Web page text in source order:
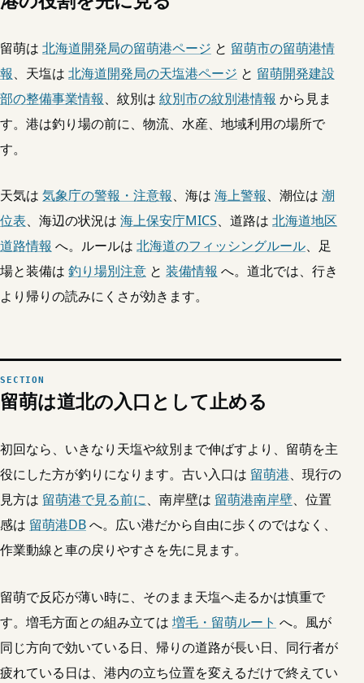
留萌は 北海道開発局の留萌港ページ と 留萌市の留萌港情
報、天塩は 北海道開発局の天塩港ページ と 留萌開発建設
部の整備事業情報、紋別は 紋別市の紋別港情報 から見ま
す。港は釣り場の前に、物流、水産、地域利用の場所で
す。
天気は 気象庁の警報・注意報、海は 海上警報、潮位は 潮
位表、海辺の状況は 海上保安庁MICS、道路は 北海道地区
道路情報 へ。ルールは 北海道のフィッシングルール、足
場と装備は 釣り場別注意 と 装備情報 へ。道北では、行き
より帰りの読みにくさが効きます。
留萌は道北の入口として止める
初回なら、いきなり天塩や紋別まで伸ばすより、留萌を主
役にした方が釣りになります。古い入口は 留萌港、現行の
見方は 留萌港で見る前に、南岸壁は 留萌港南岸壁、位置
感は 留萌港DBへ。広い港だから自由に歩くのではなく、
作業動線と車の戻りやすさを先に見ます。
留萌で反応が薄い時に、そのまま天塩へ走るかは慎重で
す。増毛方面との組み立ては 増毛・留萌ルート へ。風が
同じ方向で効いている日、帰りの道路が長い日、同行者が
疲れている日は、港内の立ち位置を変えるだけで終えてい